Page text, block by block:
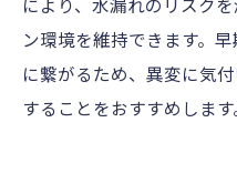
ン環境を維持できます。
に繋がるため、異変に気
することをおすすめします